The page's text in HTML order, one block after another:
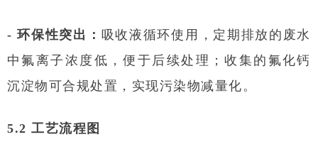
- 环保性突出： 吸收液循环使用，定期排放的废水
中氟离子浓度低，便于后续处理；收集的氟化钙
沉淀物可合规处置，实现污染物减量化。
5.2 工艺流程图